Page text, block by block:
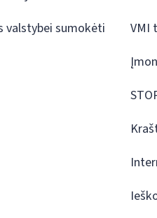
valstybei sumokėti
VMI